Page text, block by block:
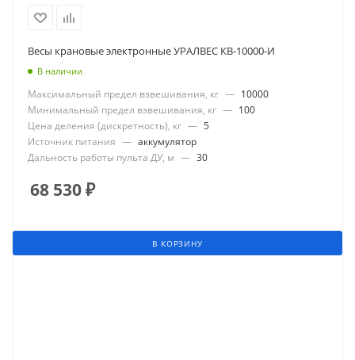
Весы крановые электронные УРАЛВЕС КВ-10000-И
В наличии
Максимальный предел взвешивания, кг — 10000
Минимальный предел взвешивания, кг — 100
Цена деления (дискретность), кг — 5
Источник питания — аккумулятор
Дальность работы пульта ДУ, м — 30
68 530₽
В КОРЗИНУ